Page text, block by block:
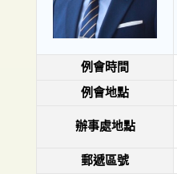
例會時間
例會地點
辦事處地點
郵遞區號